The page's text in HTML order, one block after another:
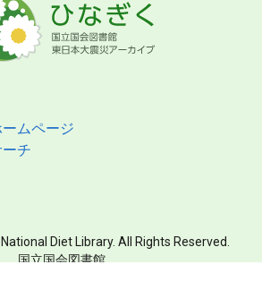
ムページ
チ
Diet Library. All Rights Reserved.